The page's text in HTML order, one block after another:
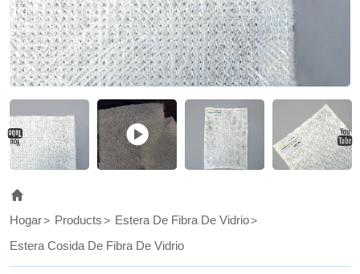
Hogar Products
Estera De Fibra De Vidrio
Estera Cosida De Fibra De Vidrio